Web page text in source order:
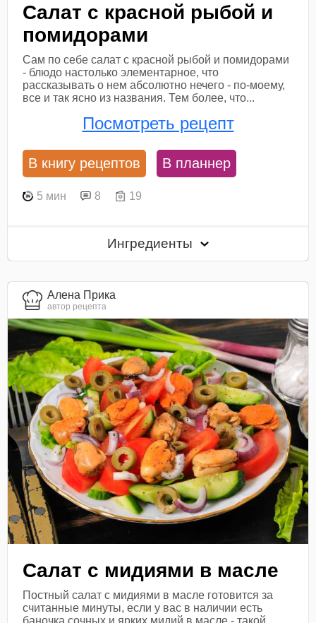
Салат с красной рыбой и
помидорами
Сам по себе салат с красной рыбой и помидорами
- блюдо настолько элементарное, что
рассказывать о нем абсолютно нечего - по-моему,
все и так ясно из названия. Тем более, что...
Посмотреть рецепт
В книгу рецептов В планнер
5 мин 8 19
Ингредиенты
Алена Прика
автор рецепта
Салат с мидиями в масле
Постный салат с мидиями в масле готовится за
считанные минуты, если у вас в наличии есть
баночка сочных и ярких мидий в масле - такой